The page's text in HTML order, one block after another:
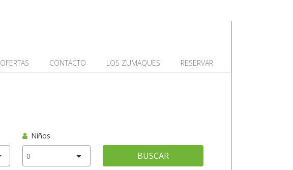
OFERTAS CONTACTO LOS ZUMAQUES RESERVAR
Niños
BUSCAR